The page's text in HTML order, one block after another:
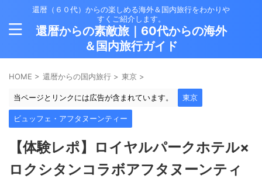
還暦（６０代）からの楽しめる海外＆国内旅行をわかりや
すくご紹介します。
還暦からの素敵旅｜60代からの海外
＆国内旅行ガイド
HOME > 還暦からの国内旅行 > 東京 >
当ページとリンクには広告が含まれています。 東京
ビュッフェ・アフタヌーンティー
【体験レポ】ロイヤルパークホテル×
ロクシタンコラボアフタヌーンティ